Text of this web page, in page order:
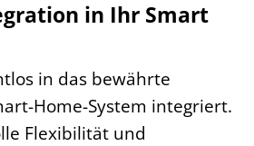
in Ihr Smart
in das bewährte
Home-System integriert.
Flexibilität und